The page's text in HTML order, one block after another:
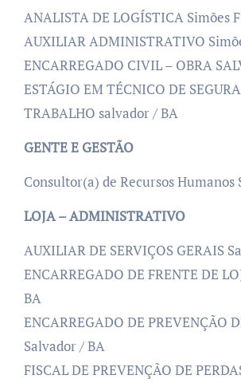
ANALISTA DE LOGÍSTICA Simões
AUXILIAR ADMINISTRATIVO
ENCARREGADO CIVIL – OBRA
ESTÁGIO EM TÉCNICO DE
TRABALHO salvador / BA
GENTE E GESTÃO
Consultor(a) de Recursos Humanos
LOJA – ADMINISTRATIVO
AUXILIAR DE SERVIÇOS GERAIS
ENCARREGADO DE FRENTE DE
BA
ENCARREGADO DE PREVENÇÃO
Salvador / BA
FISCAL DE PREVENÇÃO DE